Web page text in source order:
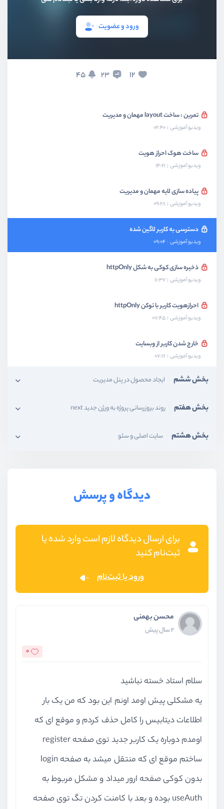
ورود و عضویت
12
23
45
ذخیره سازی توکن در کوکی
پیاده سازی کردن سیستم layout
تمرین : ساخت layout مهمان و مدیریت
ویدیو آموزشی 02:40
ساخت هوک احراز هویت
ویدیو آموزشی 14:21
پیاده سازی لایه مهمان و مدیریت
ویدیو آموزشی 09:28
دسترسی به کاربر لاگین شده
ویدیو آموزشی 09:04
ذخیره سازی کوکی به شکل httpOnly
ویدیو آموزشی 11:37
احرازهویت کاربر با توکن httpOnly
ویدیو آموزشی 07:45
خارج شدن کاربر از وبسایت
ویدیو آموزشی 07:16
بخش ششم ایجاد محصول در پنل مدیریت
بخش هفتم روند بروزرسانی پروژه به ورژن جدید next
بخش هشتم سایت اصلی و سئو
دیدگاه و پرسش
برای ارسال دیدگاه لازم است وارد شده یا
ثبت‌نام کنید
ورود یا ثبت‌نام
محسن بهمنی
2 سال پیش
0
سلام استاد خسته نباشید
یه مشکلی پیش اومد اونم این بود که من یک بار
اطلاعات دیتابیس را کامل حذف کردم و موقع ای که
اومدم دوباره یک کاربر جدید توی صفحه register
ساختم موقع ای که منتقل میشد به صفحه login
بدون کوکی صفحه ارور میداد و مشکل مربوط به
useAuth بوده و بعد با کامنت کردن تگ توی صفحه